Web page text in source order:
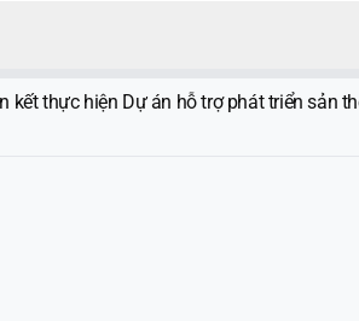
kết thực hiện Dự án hỗ trợ phát triển sản